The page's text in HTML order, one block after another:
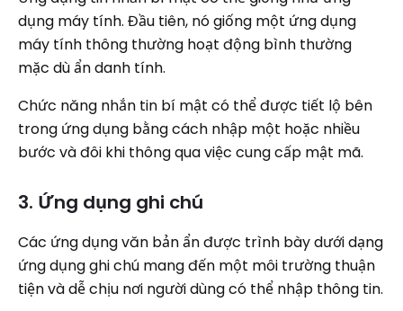
dụng máy tính. Đầu tiên, nó giống một ứng dụng
máy tính thông thường hoạt động bình thường
mặc dù ẩn danh tính.
Chức năng nhắn tin bí mật có thể được tiết lộ bên
trong ứng dụng bằng cách nhập một hoặc nhiều
bước và đôi khi thông qua việc cung cấp mật mã.
3. Ứng dụng ghi chú
Các ứng dụng văn bản ẩn được trình bày dưới dạng
ứng dụng ghi chú mang đến một môi trường thuận
tiện và dễ chịu nơi người dùng có thể nhập thông tin.